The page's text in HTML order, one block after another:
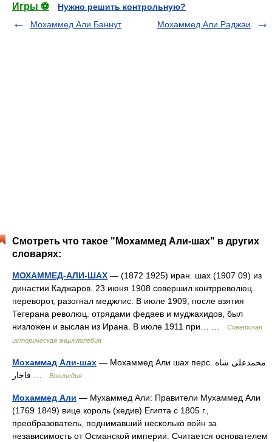
Игры ⚽
Нужно решить контрольную?
Мохаммед Али Баннут
Мохаммед Али Раджаи
Смотреть что такое "Мохаммед Али-шах" в других
словарях:
МОХАММЕД-АЛИ-ШАХ — (1872 1925) иран. шах (1907 09) из
династии Каджаров. 23 июня 1908 совершил контрреволюц.
переворот, разогнал меджлис. В июле 1909, после взятия
Тегерана революц. отрядами федаев и муджахидов, был
низложен и выслан из Ирана. В июле 1911 при… …
Советская
историческая энциклопедия
Мохаммад Али-шах — Мохаммед Али шах перс. محمدعلی شاه
Википедия
Мохаммед Али — Мухаммед Али: Правители Мухаммед Али
(1769 1849) вице король (хедив) Египта с 1805 г.,
преобразователь, поднимавший несколько войн за
независимость от Османской империи. Считается основателем